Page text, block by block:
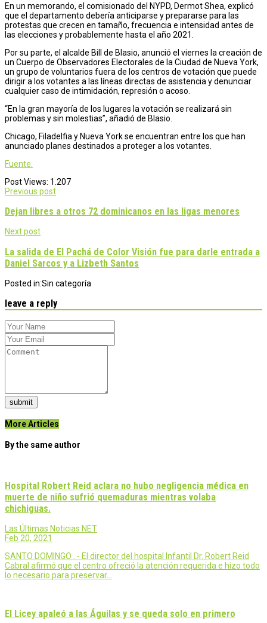
En un memorando, el comisionado del NYPD, Dermot Shea, explicó
que el departamento debería anticiparse y prepararse para las
protestas que crecen en tamaño, frecuencia e intensidad antes de
las elecciones y probablemente hasta el año 2021.
Por su parte, el alcalde Bill de Blasio, anunció el viernes la creación de
un Cuerpo de Observadores Electorales de la Ciudad de Nueva York,
un grupo de voluntarios fuera de los centros de votación que puede
dirigir a los votantes a las líneas directas de asistencia y denunciar
cualquier caso de intimidación, represión o acoso.
“En la gran mayoría de los lugares la votación se realizará sin
problemas y sin molestias”, añadió de Blasio.
Chicago, Filadelfia y Nueva York se encuentran entre los que han
anunciado planes destinados a proteger a los votantes.
Fuente.
Post Views: 1.207
Post
navigation
Previous post
Dejan libres a otros 72 dominicanos en las ligas menores
Next post
La salida de El Pachá de Color Visión fue para darle entrada a
Daniel Sarcos y a Lizbeth Santos
Posted in:Sin categoría
leave a reply
submit
More Articles
By the same author
Hospital Robert Reid aclara no hubo negligencia médica en
muerte de niño sufrió quemaduras mientras volaba
chichiguas.
Las Últimas Noticias NET
Feb 20, 2021
SANTO DOMINGO . - El director del hospital Infantil Dr. Robert Reid
Cabral afirmó que el centro ofreció la atención requerida e hizo todo
lo necesario para preservar…
El Licey apaleó a las Águilas y se queda solo en primero